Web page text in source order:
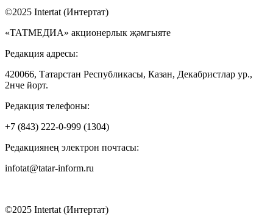
©2025 Intertat (Интертат)
«ТАТМЕДИА» акционерлык җәмгыяте
Редакция адресы:
420066, Татарстан Республикасы, Казан, Декабристлар ур.,
2нче йорт.
Редакция телефоны:
+7 (843) 222-0-999 (1304)
Редакциянең электрон почтасы:
infotat@tatar-inform.ru
©2025 Intertat (Интертат)